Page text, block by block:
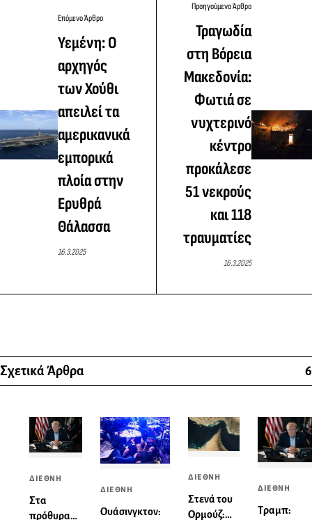
Επόμενο Άρθρο
Υεμένη: Ο
αρχηγός
των Χούθι
απειλεί τα
αμερικανικά
εμπορικά
πλοία στην
Ερυθρά
Θάλασσα
16.3.2025
Προηγούμενο Άρθρο
Τραγωδία
στη Βόρεια
Μακεδονία:
Φωτιά σε
νυχτερινό
κέντρο
προκάλεσε
51 νεκρούς
και 118
τραυματίες
16.3.2025
Σχετικά Άρθρα 6
ΔΙΕΘΝΗ
Στα
πρόθυρα
ΔΙΕΘΝΗ
Ουάσινγκτον:
ΔΙΕΘΝΗ
Στενά του
Ορμούζ:
ΔΙΕΘΝΗ
Τραμπ: